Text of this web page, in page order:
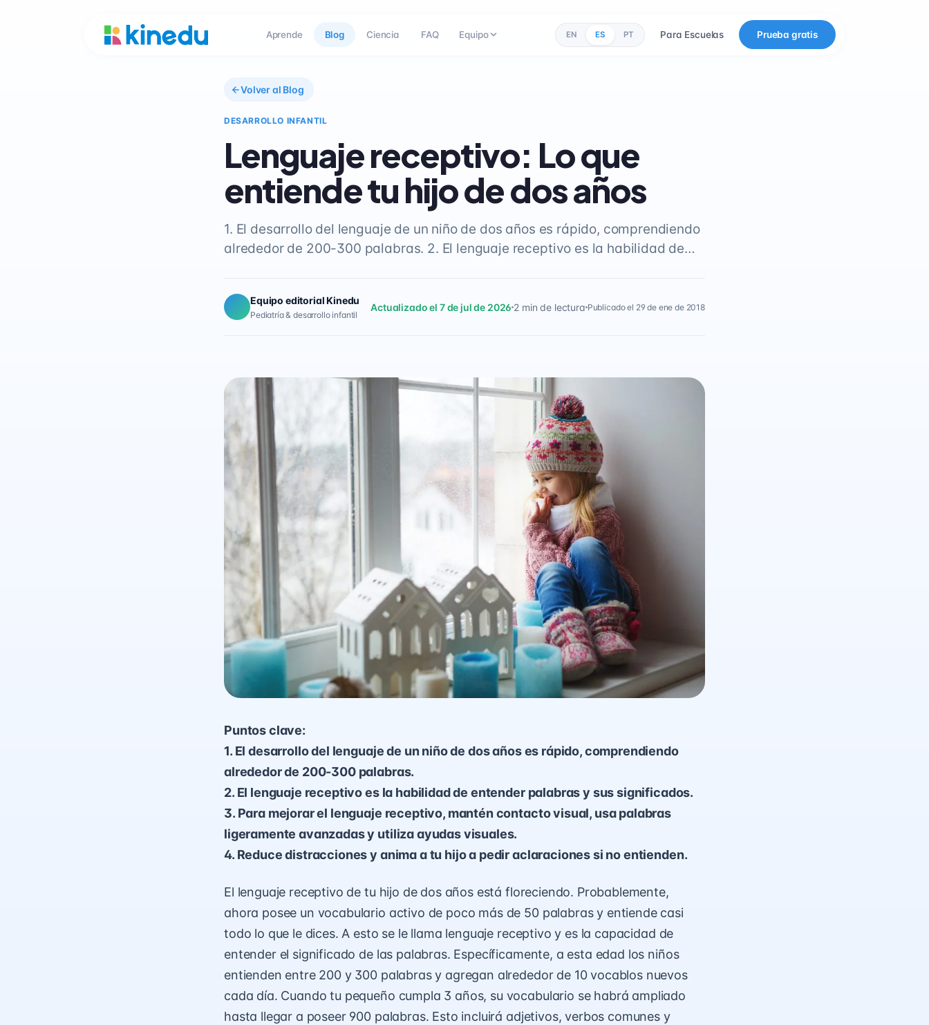
Aprende Blog Ciencia FAQ Equipo EN ES PT Para Escuelas Prueba gratis
Volver al Blog
DESARROLLO INFANTIL
Lenguaje receptivo: Lo que
entiende tu hijo de dos años
1. El desarrollo del lenguaje de un niño de dos años es rápido, comprendiendo
alrededor de 200-300 palabras. 2. El lenguaje receptivo es la habilidad de…
Equipo editorial Kinedu
Pediatría & desarrollo infantil
Actualizado el 7 de jul de 2026 2 min de lectura Publicado el 29 de ene de 2018
Puntos clave:
1. El desarrollo del lenguaje de un niño de dos años es rápido, comprendiendo
alrededor de 200-300 palabras.
2. El lenguaje receptivo es la habilidad de entender palabras y sus significados.
3. Para mejorar el lenguaje receptivo, mantén contacto visual, usa palabras
ligeramente avanzadas y utiliza ayudas visuales.
4. Reduce distracciones y anima a tu hijo a pedir aclaraciones si no entienden.
El lenguaje receptivo de tu hijo de dos años está floreciendo. Probablemente,
ahora posee un vocabulario activo de poco más de 50 palabras y entiende casi
todo lo que le dices. A esto se le llama lenguaje receptivo y es la capacidad de
entender el significado de las palabras. Específicamente, a esta edad los niños
entienden entre 200 y 300 palabras y agregan alrededor de 10 vocablos nuevos
cada día. Cuando tu pequeño cumpla 3 años, su vocabulario se habrá ampliado
hasta llegar a poseer 900 palabras. Esto incluirá adjetivos, verbos comunes y